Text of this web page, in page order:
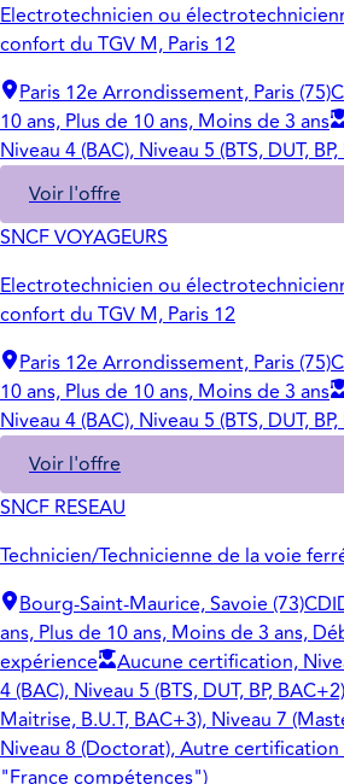
Electrotechnicien ou
confort du TGV M, Paris 12
Paris 12e Arrondissement, Paris (75)
10 ans, Plus de 10 ans, Moins de 3 ans
Niveau 4 (BAC), Niveau 5 (BTS, DUT,
Voir l'offre
SNCF VOYAGEURS
Electrotechnicien ou
confort du TGV M, Paris 12
Paris 12e Arrondissement, Paris (75)
10 ans, Plus de 10 ans, Moins de 3 ans
Niveau 4 (BAC), Niveau 5 (BTS, DUT,
Voir l'offre
SNCF RESEAU
Technicien/Technicienne de la voie
Bourg-Saint-Maurice, Savoie (73)CDI
ans, Plus de 10 ans, Moins de 3 ans,
expérience
Aucune certification,
4 (BAC), Niveau 5 (BTS, DUT, BP,
Maitrise, B.U.T, BAC+3), Niveau 7
Niveau 8 (Doctorat), Autre